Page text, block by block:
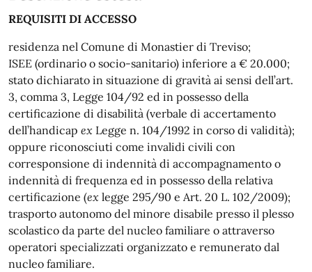
REQUISITI DI ACCESSO
residenza nel Comune di Monastier di Treviso;
ISEE (ordinario o socio-sanitario) inferiore a € 20.000;
stato dichiarato in situazione di gravità ai sensi dell’art.
3, comma 3, Legge 104/92 ed in possesso della
certificazione di disabilità (verbale di accertamento
dell’handicap ex Legge n. 104/1992 in corso di validità);
oppure riconosciuti come invalidi civili con
corresponsione di indennità di accompagnamento o
indennità di frequenza ed in possesso della relativa
certificazione (ex legge 295/90 e Art. 20 L. 102/2009);
trasporto autonomo del minore disabile presso il plesso
scolastico da parte del nucleo familiare o attraverso
operatori specializzati organizzato e remunerato dal
nucleo familiare.